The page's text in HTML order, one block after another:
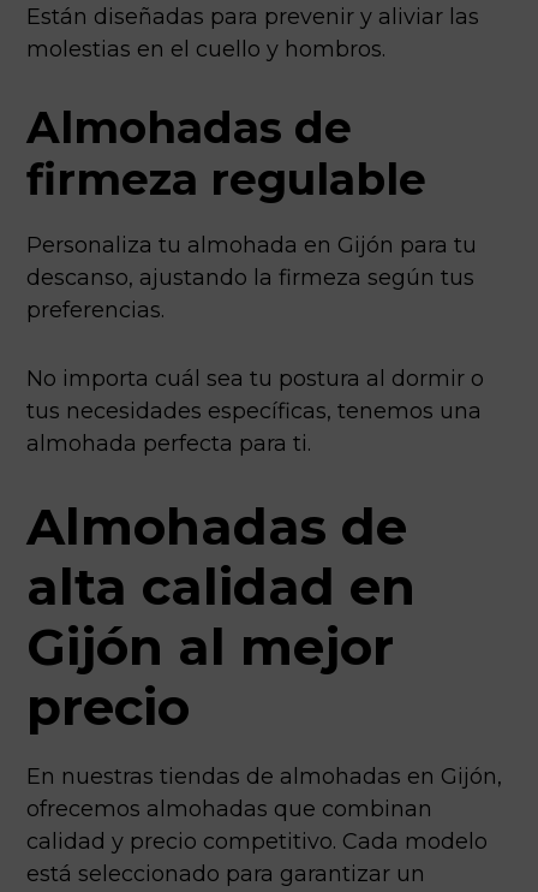
Están diseñadas para prevenir y aliviar las
molestias en el cuello y hombros.
Almohadas de
firmeza regulable
Personaliza tu almohada en Gijón para tu
descanso, ajustando la firmeza según tus
preferencias.
No importa cuál sea tu postura al dormir o
tus necesidades específicas, tenemos una
almohada perfecta para ti.
Almohadas de
alta calidad en
Gijón al mejor
precio
En nuestras tiendas de almohadas en Gijón,
ofrecemos almohadas que combinan
calidad y precio competitivo. Cada modelo
está seleccionado para garantizar un